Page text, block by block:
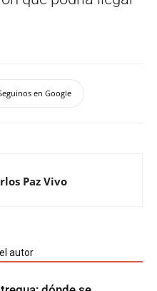
en Google
Paz Vivo
autor